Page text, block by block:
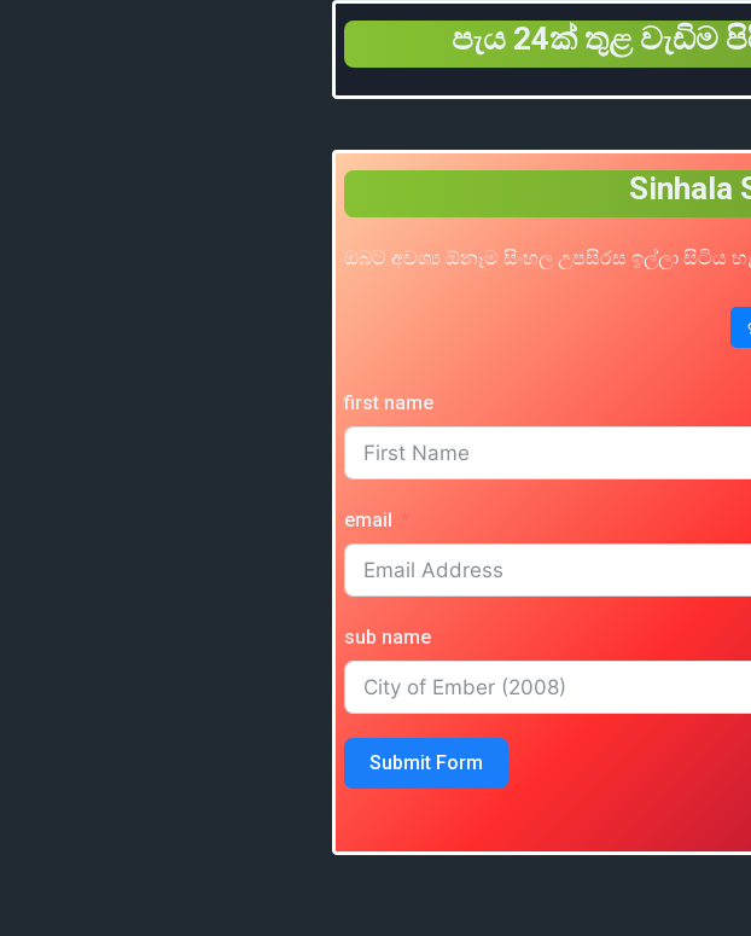
පැය 24ක් තුළ
Sinhala
ඔබට අවශ්‍ය ඕනෑම සිංහල උපසිරස ඉල්ලා සිටිය
first name
email
sub name
Submit Form